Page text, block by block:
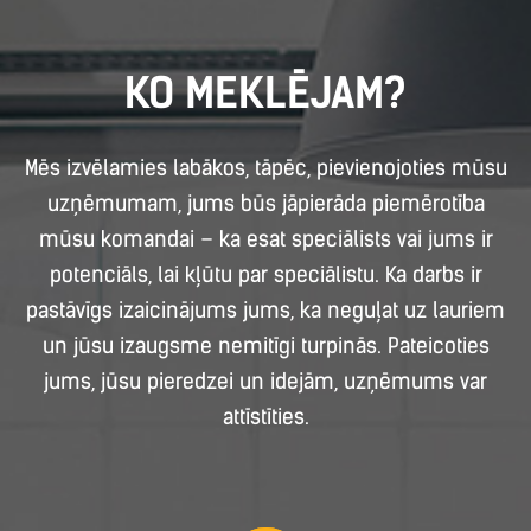
KO MEKLĒJAM?
Mēs izvēlamies labākos, tāpēc, pievienojoties mūsu
uzņēmumam, jums būs jāpierāda piemērotība
mūsu komandai – ka esat speciālists vai jums ir
potenciāls, lai kļūtu par speciālistu. Ka darbs ir
pastāvīgs izaicinājums jums, ka neguļat uz lauriem
un jūsu izaugsme nemitīgi turpinās. Pateicoties
jums, jūsu pieredzei un idejām, uzņēmums var
attīstīties.